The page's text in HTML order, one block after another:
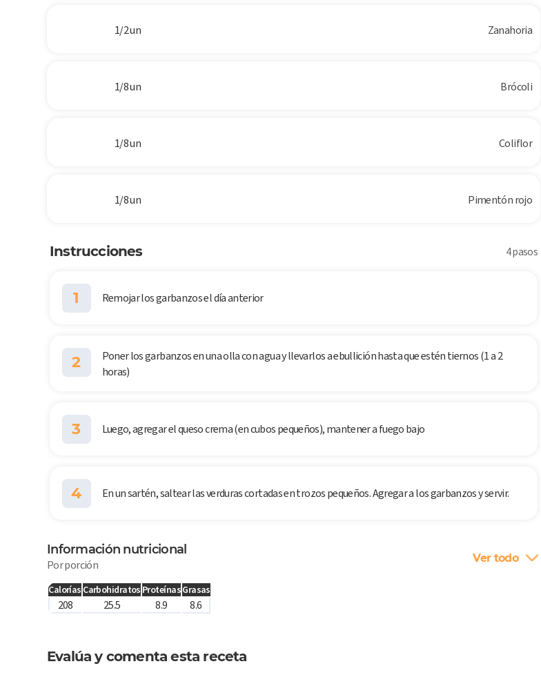
1/2 un Zanahoria
1/8 un Brócoli
1/8 un Coliflor
1/8 un Pimentón rojo
Instrucciones 4 pasos
1 Remojar los garbanzos el día anterior
2
Poner los garbanzos en una olla con agua y llevarlos a ebullición hasta que estén tiernos (1 a 2
horas)
3 Luego, agregar el queso crema (en cubos pequeños), mantener a fuego bajo
4 En un sartén, saltear las verduras cortadas en trozos pequeños. Agregar a los garbanzos y servir.
Información nutricional
Por porción Ver todo
Calorías Carbohidratos ProteínasGrasas
208 25.5 8.9 8.6
Evalúa y comenta esta receta